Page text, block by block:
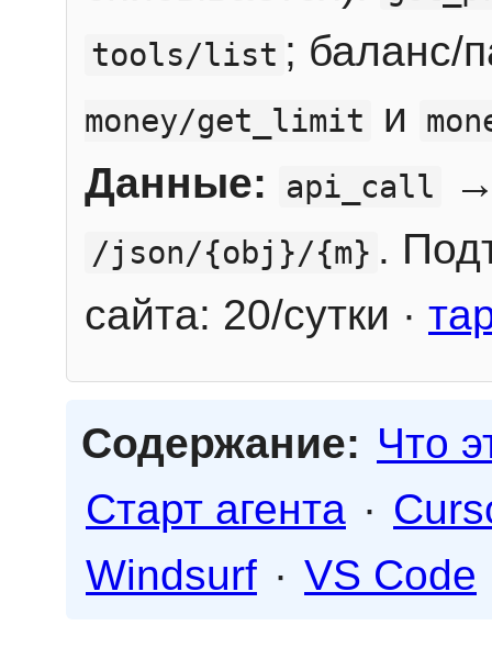
tools/list ; баланс/
money/get_limit и
Данные: api_call
/json/{obj}/{m} .
сайта: 20/сутки ·
Содержание: Что
Старт агента ·
Windsurf · VS Code